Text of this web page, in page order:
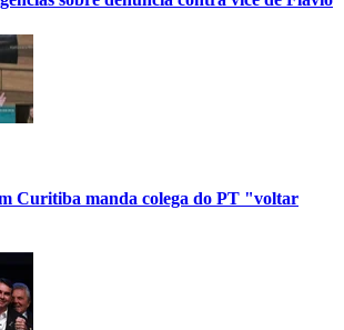
Curitiba manda colega do PT "voltar